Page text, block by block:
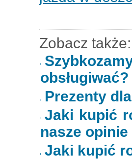
Zobacz także:
obsługiwać?
Prezenty
Jaki kupić
nasze opinie
Jaki kupić